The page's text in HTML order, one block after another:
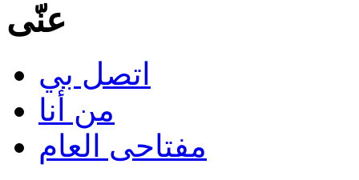
عنّى
اتصل بي
من أنا
مفتاحى العام